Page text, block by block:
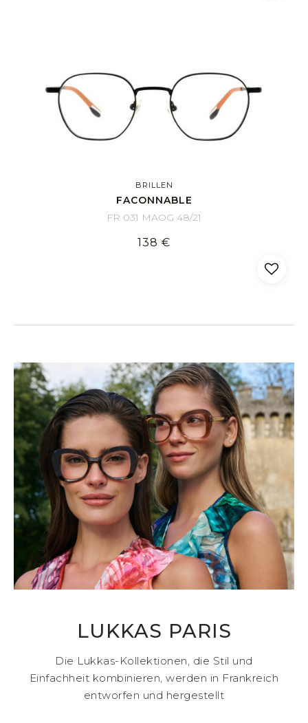
BRILLEN
FACONNABLE
FR 031 MAOG 48/21
138 €
LUKKAS PARIS
Die Lukkas-Kollektionen, die Stil und
Einfachheit kombinieren, werden in Frankreich
entworfen und hergestellt